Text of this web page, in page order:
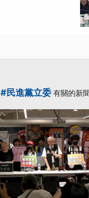
#民進黨立委 有關的新